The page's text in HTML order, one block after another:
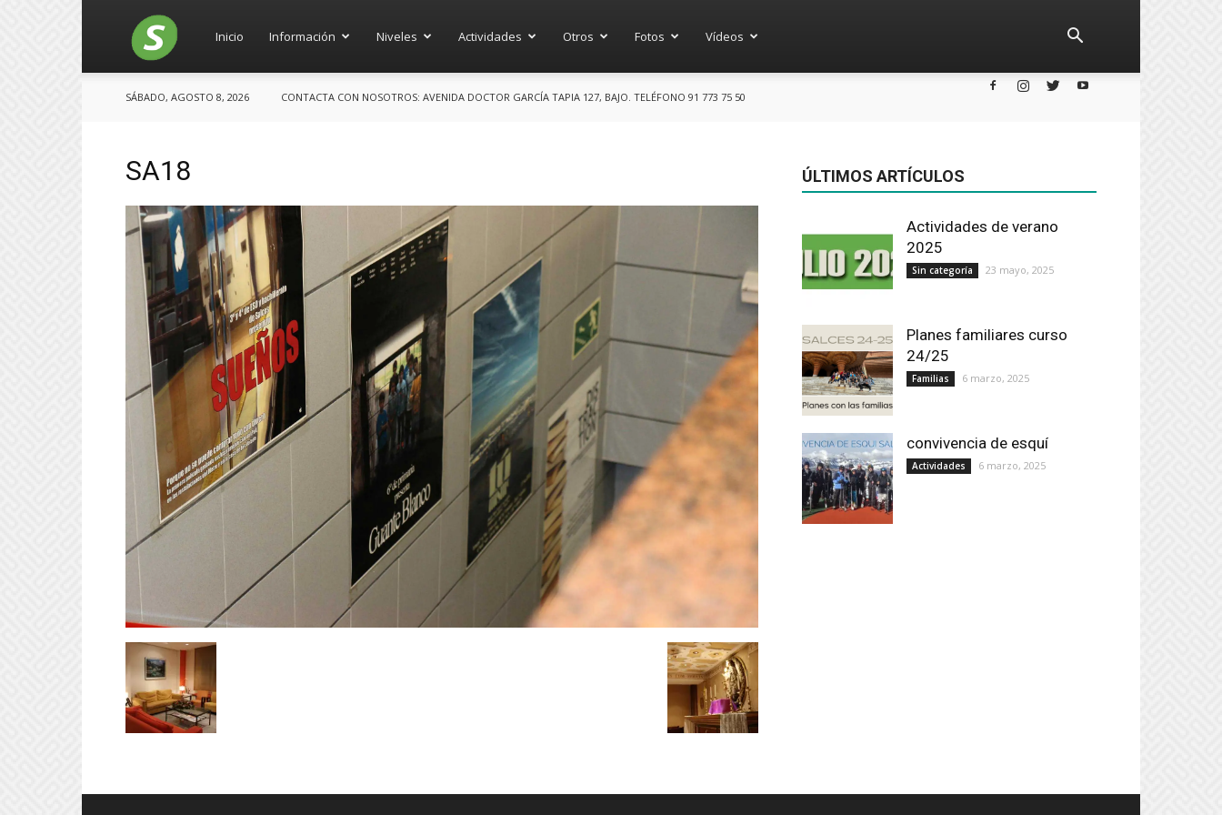
Salces
Inicio Información Niveles Actividades Otros Fotos Vídeos
SÁBADO, AGOSTO 8, 2026 CONTACTA CON NOSOTROS: AVENIDA DOCTOR GARCÍA TAPIA 127, BAJO. TELÉFONO 91 773 75 50
SA18 ÚLTIMOS ARTÍCULOS
Actividades de verano
2025
Sin categoría 23 mayo, 2025
Planes familiares curso
24/25
Familias 6 marzo, 2025
convivencia de esquí
Actividades 6 marzo, 2025